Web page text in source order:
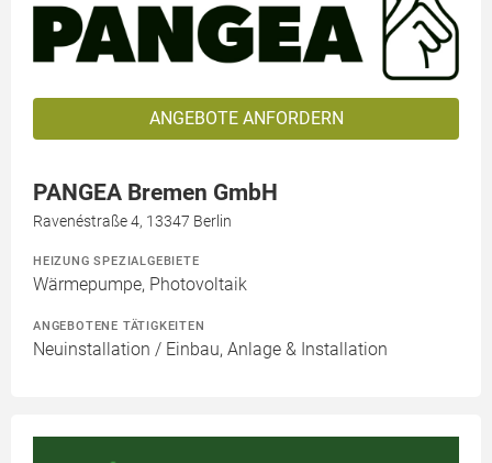
ANGEBOTE ANFORDERN
PANGEA Bremen GmbH
Ravenéstraße 4, 13347 Berlin
HEIZUNG SPEZIALGEBIETE
Wärmepumpe, Photovoltaik
ANGEBOTENE TÄTIGKEITEN
Neuinstallation / Einbau, Anlage & Installation